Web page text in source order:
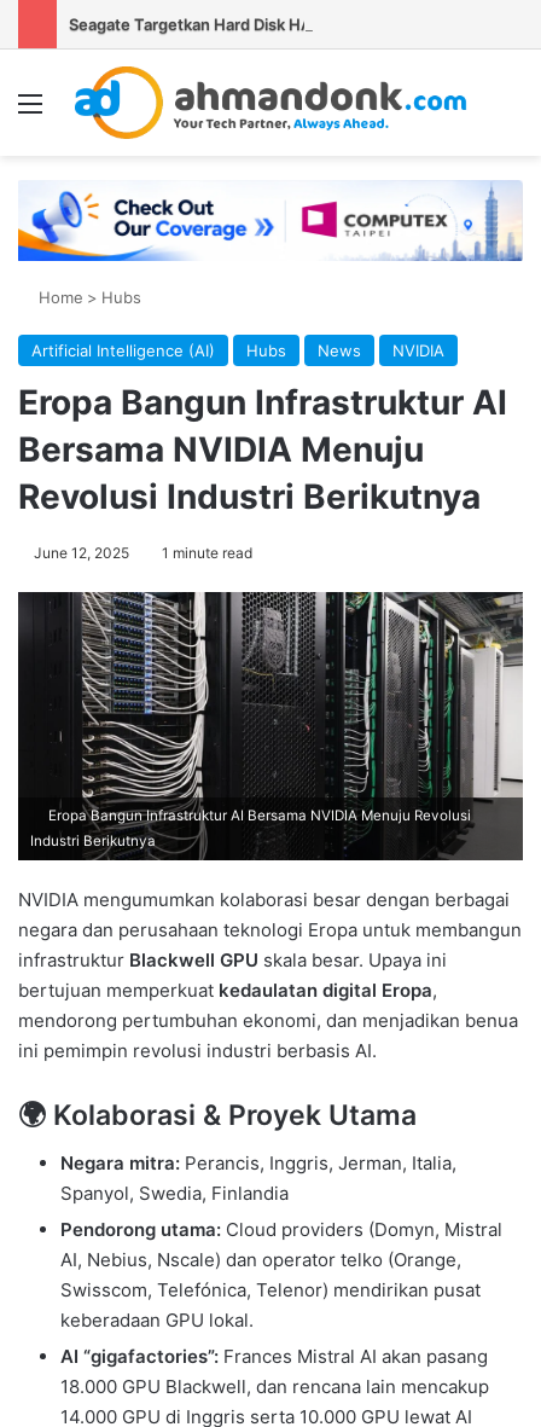
Menu
Home > Hubs
Artificial Intelligence (AI) Hubs News NVIDIA
Eropa Bangun Infrastruktur AI
Bersama NVIDIA Menuju
Revolusi Industri Berikutnya
June 12, 2025 1 minute read
Eropa Bangun Infrastruktur AI Bersama NVIDIA Menuju Revolusi
Industri Berikutnya
NVIDIA mengumumkan kolaborasi besar dengan berbagai
negara dan perusahaan teknologi Eropa untuk membangun
infrastruktur Blackwell GPU skala besar. Upaya ini
bertujuan memperkuat kedaulatan digital Eropa,
mendorong pertumbuhan ekonomi, dan menjadikan benua
ini pemimpin revolusi industri berbasis AI.
🌍 Kolaborasi & Proyek Utama
Negara mitra: Perancis, Inggris, Jerman, Italia,
Spanyol, Swedia, Finlandia
Pendorong utama: Cloud providers (Domyn, Mistral
AI, Nebius, Nscale) dan operator telko (Orange,
Swisscom, Telefónica, Telenor) mendirikan pusat
keberadaan GPU lokal.
AI “gigafactories”: Frances Mistral AI akan pasang
18.000 GPU Blackwell, dan rencana lain mencakup
14.000 GPU di Inggris serta 10.000 GPU lewat AI